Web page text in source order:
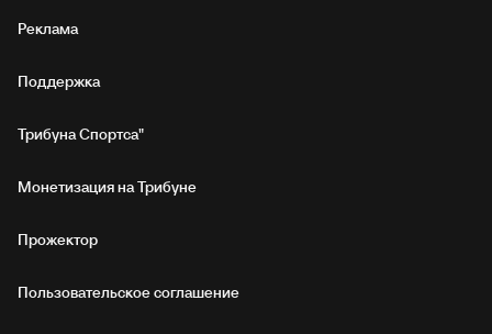
Реклама
Поддержка
Трибуна Спортса"
Монетизация на Трибуне
Прожектор
Пользовательское соглашение